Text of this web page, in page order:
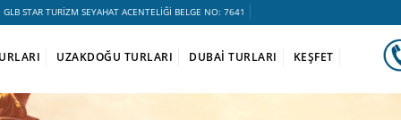
GLB STAR TURİZM SEYAHAT ACENTELİĞİ BELGE NO: 7641
UZAKDOĞU TURLARI DUBAİ TURLARI KEŞFET